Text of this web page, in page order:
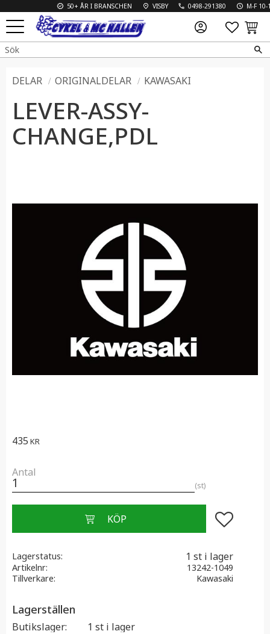
Meny
50+ ÅR I BRANSCHEN VISBY 0498-291380 M-F 10-
DELAR ORIGINALDELAR KAWASAKI
LEVER-ASSY-
CHANGE,PDL
435 KR
Antal
st
Lägg till i
Lagerstatus 1 st i lager
Artikelnr
13242-1049
Tillverkare
Kawasaki
Lagerställen
Butikslager 1 st i lager